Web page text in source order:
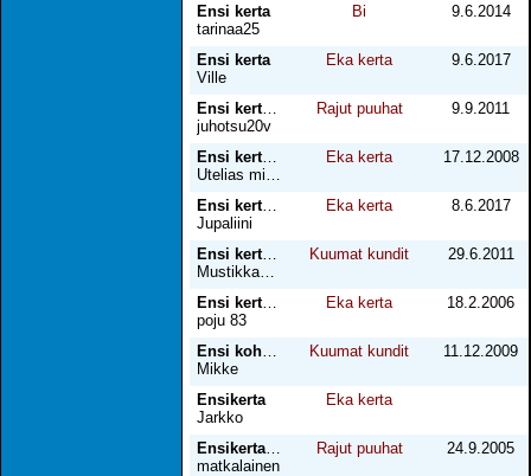
Ensi kerta
tarinaa25
Bi 9.6.2014
Ensi kerta
Ville
Eka kerta 9.6.2017
Ensi kertaa alistus
juhotsu20v
Rajut puuhat 9.9.2011
Ensi kertaa miesten kesken
Utelias mies 43
Eka kerta 17.12.2008
Ensi kertaa paljaalla
Jupaliini
Eka kerta 8.6.2017
Ensi kertaa Voquessa
Mustikkamaan mies
Kuumat kundit 29.6.2011
Ensi kertani
poju 83
Eka kerta 18.2.2006
Mikke
Kuumat kundit 11.12.2009
Ensikerta
Jarkko
Eka kerta
matkalainen
Rajut puuhat 24.9.2005